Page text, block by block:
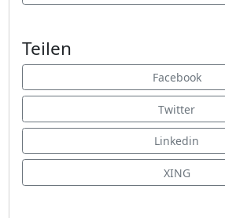
Teilen
Facebook
Twitter
Linkedin
XING